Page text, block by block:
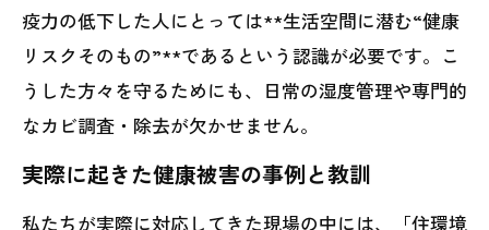
疫力の低下した人にとっては**生活空間に潜む“健康
リスクそのもの”**であるという認識が必要です。こ
うした方々を守るためにも、日常の湿度管理や専門的
なカビ調査・除去が欠かせません。
実際に起きた健康被害の事例と教訓
私たちが実際に対応してきた現場の中には、「住環境